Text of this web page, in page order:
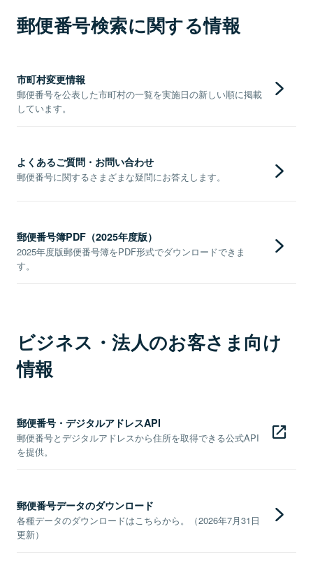
郵便番号検索に関する情報
市町村変更情報
郵便番号を公表した市町村の一覧を実施日の新しい順に掲載
しています。
よくあるご質問・お問い合わせ
郵便番号に関するさまざまな疑問にお答えします。
郵便番号簿PDF（2025年度版）
2025年度版郵便番号簿をPDF形式でダウンロードできま
す。
ビジネス・法人のお客さま向け
情報
郵便番号・デジタルアドレスAPI
郵便番号とデジタルアドレスから住所を取得できる公式API
を提供。
郵便番号データのダウンロード
各種データのダウンロードはこちらから。（2026年7月31日
更新）